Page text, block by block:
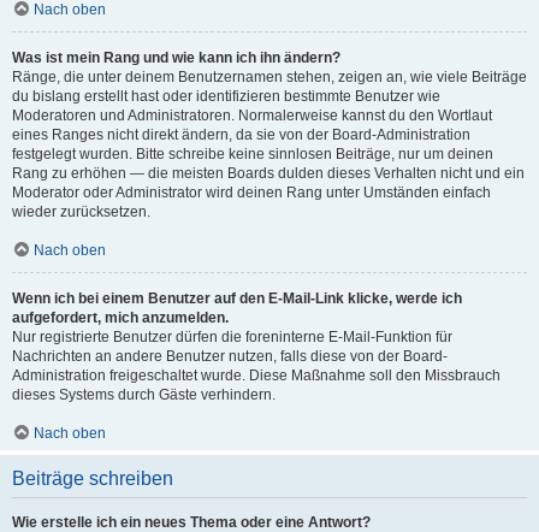
Nach oben
Was ist mein Rang und wie kann ich ihn ändern?
Ränge, die unter deinem Benutzernamen stehen, zeigen an, wie viele Beiträge
du bislang erstellt hast oder identifizieren bestimmte Benutzer wie
Moderatoren und Administratoren. Normalerweise kannst du den Wortlaut
eines Ranges nicht direkt ändern, da sie von der Board-Administration
festgelegt wurden. Bitte schreibe keine sinnlosen Beiträge, nur um deinen
Rang zu erhöhen — die meisten Boards dulden dieses Verhalten nicht und ein
Moderator oder Administrator wird deinen Rang unter Umständen einfach
wieder zurücksetzen.
Nach oben
Wenn ich bei einem Benutzer auf den E-Mail-Link klicke, werde ich
aufgefordert, mich anzumelden.
Nur registrierte Benutzer dürfen die foreninterne E-Mail-Funktion für
Nachrichten an andere Benutzer nutzen, falls diese von der Board-
Administration freigeschaltet wurde. Diese Maßnahme soll den Missbrauch
dieses Systems durch Gäste verhindern.
Nach oben
Beiträge schreiben
Wie erstelle ich ein neues Thema oder eine Antwort?